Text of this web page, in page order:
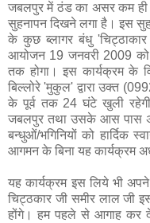
जबलपुर में ठंड का असर कम ही
सुहनापन दिखने लगा है। इस
के कुछ ब्‍लागर बंधु
आयोजन 19 जनवरी 2009
तक होगा। इस कार्यक्रम के
बिल्लोरे 'मुकुल' द्वारा उक्त
के पूर्व तक 24 घंटे खुली
जबलपुर तथा उसके आस पास
बन्धुओं/भगिनियों को
आगमन के बिना यह कार्यक्रम
यह कार्यक्रम इस लिये भी
चिट्ठकार जी समीर लाल जी
होंगे। हम पहले से आगाह कर